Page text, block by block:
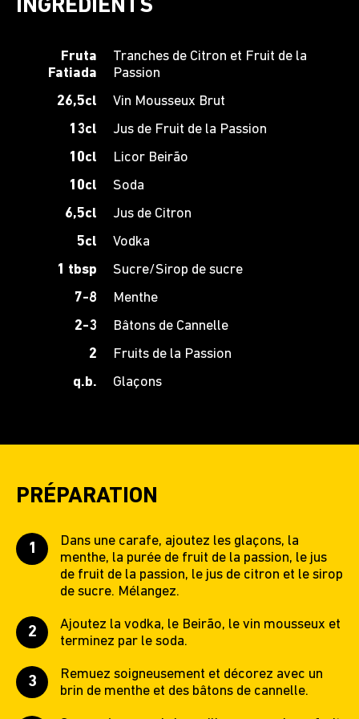
INGRÉDIENTS
Fruta
Fatiada
Tranches de Citron et Fruit de la
Passion
26,5cl
Vin Mousseux Brut
13cl
Jus de Fruit de la Passion
10cl
Licor Beirão
10cl
Soda
6,5cl
Jus de Citron
5cl
Vodka
1 tbsp
Sucre/Sirop de sucre
7-8
Menthe
2-3
Bâtons de Cannelle
2
Fruits de la Passion
q.b.
Glaçons
PRÉPARATION
Dans une carafe, ajoutez les glaçons, la
menthe, la purée de fruit de la passion, le jus
de fruit de la passion, le jus de citron et le sirop
de sucre. Mélangez.
Ajoutez la vodka, le Beirão, le vin mousseux et
terminez par le soda.
Remuez soigneusement et décorez avec un
brin de menthe et des bâtons de cannelle.